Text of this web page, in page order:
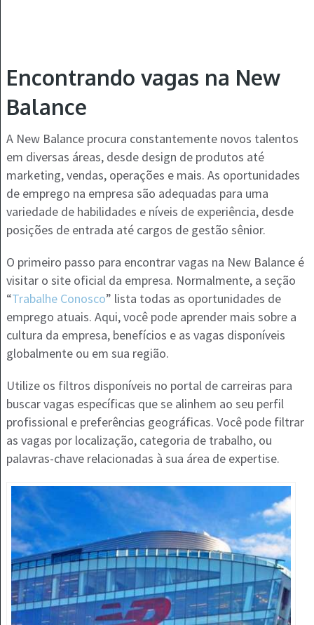
Encontrando vagas na New
Balance
A New Balance procura constantemente novos talentos
em diversas áreas, desde design de produtos até
marketing, vendas, operações e mais. As oportunidades
de emprego na empresa são adequadas para uma
variedade de habilidades e níveis de experiência, desde
posições de entrada até cargos de gestão sênior.
O primeiro passo para encontrar vagas na New Balance é
visitar o site oficial da empresa. Normalmente, a seção
“Trabalhe Conosco” lista todas as oportunidades de
emprego atuais. Aqui, você pode aprender mais sobre a
cultura da empresa, benefícios e as vagas disponíveis
globalmente ou em sua região.
Utilize os filtros disponíveis no portal de carreiras para
buscar vagas específicas que se alinhem ao seu perfil
profissional e preferências geográficas. Você pode filtrar
as vagas por localização, categoria de trabalho, ou
palavras-chave relacionadas à sua área de expertise.